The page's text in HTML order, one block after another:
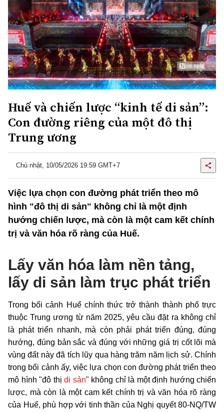
Huế và chiến lược “kinh tế di sản”:
Con đường riêng của một đô thị
Trung ương
Chủ nhật, 10/05/2026 19:59 GMT+7
Việc lựa chọn con đường phát triển theo mô
hình "đô thị di sản" không chỉ là một định
hướng chiến lược, mà còn là một cam kết chính
trị và văn hóa rõ ràng của Huế.
Lấy văn hóa làm nền tảng,
lấy di sản làm trục phát triển
Trong bối cảnh Huế chính thức trở thành thành phố trực
thuộc Trung ương từ năm 2025, yêu cầu đặt ra không chỉ
là phát triển nhanh, mà còn phải phát triển đúng, đúng
hướng, đúng bản sắc và đúng với những giá trị cốt lõi mà
vùng đất này đã tích lũy qua hàng trăm năm lịch sử. Chính
trong bối cảnh ấy, việc lựa chọn con đường phát triển theo
mô hình "đô thị di sản" không chỉ là một định hướng chiến
lược, mà còn là một cam kết chính trị và văn hóa rõ ràng
của Huế, phù hợp với tinh thần của Nghị quyết 80-NQ/TW